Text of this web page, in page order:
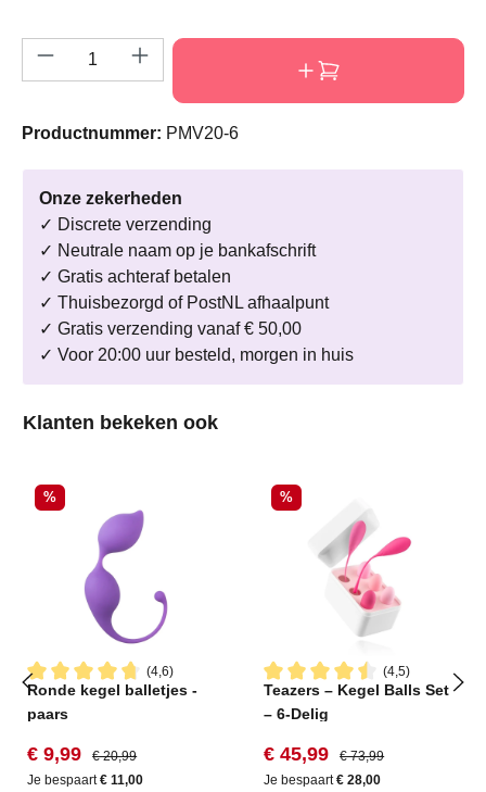
Producthoeveelheid: Voer de gewenste
Productnummer: PMV20-6
Onze zekerheden
✓ Discrete verzending
✓ Neutrale naam op je bankafschrift
✓ Gratis achteraf betalen
✓ Thuisbezorgd of PostNL afhaalpunt
✓ Gratis verzending vanaf € 50,00
✓ Voor 20:00 uur besteld, morgen in huis
Productgalerij overslaan
Klanten bekeken ook
Korting
%
(4,6)
Gemiddelde waardering van 4.6 van 5 sterren
Ronde kegel balletjes -
paars
Verkoopprijs:
€ 9,99 Normale prijs:
€ 20,99
Je bespaart€ 11,00
Korting
%
(4,5)
Gemiddelde waardering
Teazers – Kegel Balls Set
– 6-Delig
Verkoopprijs:
€ 45,99 Normale prijs:
€ 73,99
Je bespaart€ 28,00